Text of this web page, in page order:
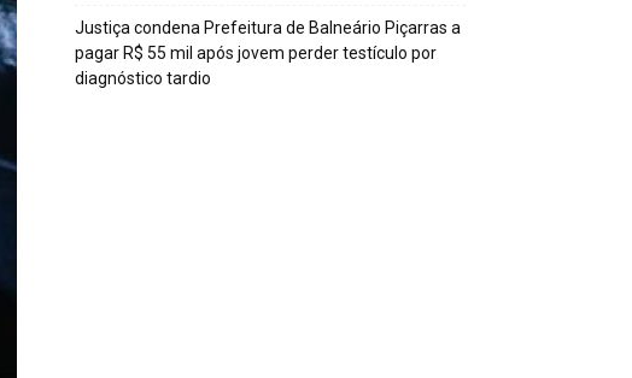
Justiça condena Prefeitura de Balneário Piçarras a
pagar R$ 55 mil após jovem perder testículo por
diagnóstico tardio